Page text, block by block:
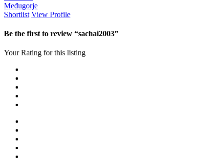
Međugorje
Shortlist View Profile
Be the first to review “sachai2003”
Your Rating for this listing